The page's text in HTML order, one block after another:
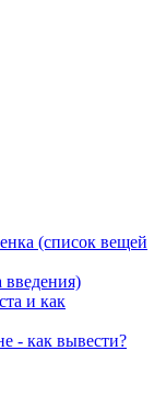
(список вещей
введения)
и как
- как вывести?